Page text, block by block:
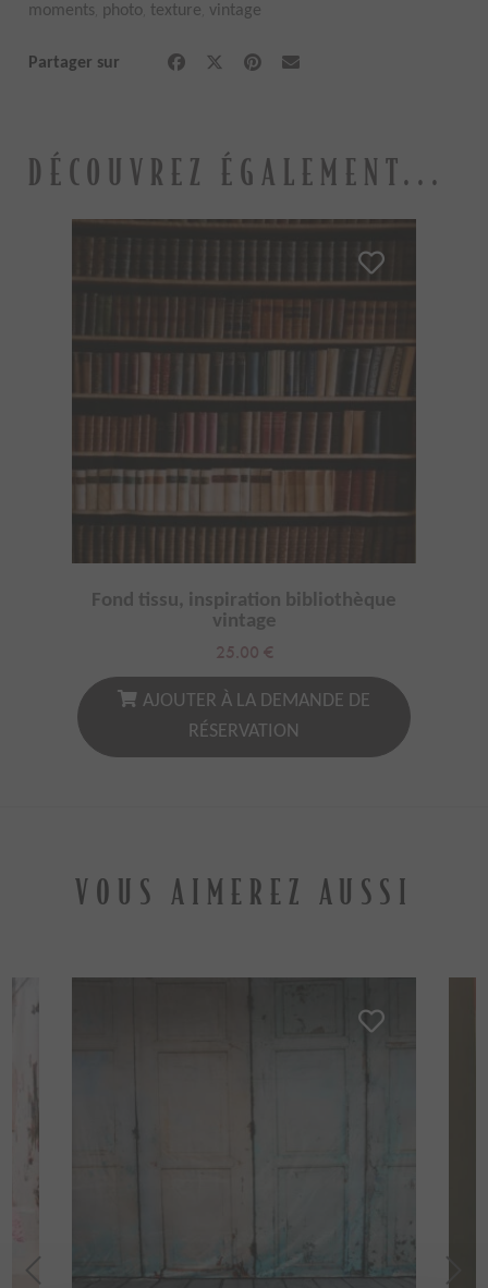
moments photo texture vintage
Partager sur
DÉCOUVREZ ÉGALEMENT...
Fond tissu, inspiration bibliothèque
vintage
25.00 €
AJOUTER À LA DEMANDE DE
RÉSERVATION
VOUS AIMEREZ AUSSI